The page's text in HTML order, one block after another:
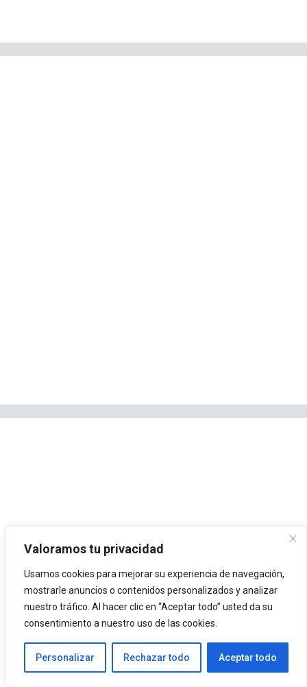
Valoramos tu privacidad
Usamos cookies para mejorar su experiencia de navegación,
mostrarle anuncios o contenidos personalizados y analizar
nuestro tráfico. Al hacer clic en “Aceptar todo” usted da su
consentimiento a nuestro uso de las cookies.
Personalizar Rechazar todo Aceptar todo